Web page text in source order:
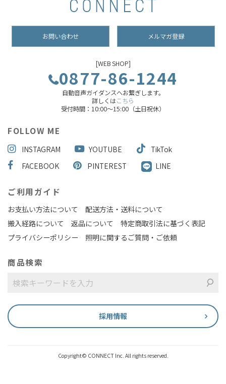
お問い合わせ メルマガ登録
[WEB SHOP]
0877-86-1244
自動音声ガイダンスへお繋ぎします。
詳しくはこちら
受付時間：10:00～15:00（土日祝休）
FOLLOW ME
INSTAGRAM YOUTUBE
TikTok
FACEBOOK
PINTEREST LINE
ご利用ガイド
お支払い方法について
配送方法・送料について
搬入経路について
返品について
特定商取引法に基づく表記
プライバシーポリシー
照明に関するご質問・ご依頼
商品検索
採用情報
Copyright© CONNECT Inc. All rights reserved.